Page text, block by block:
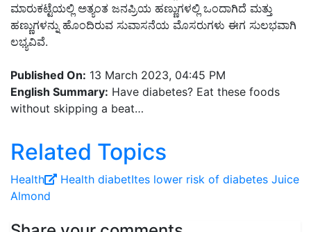
ಮಾರುಕಟ್ಟೆಯಲ್ಲಿ ಅತ್ಯಂತ ಜನಪ್ರಿಯ ಹಣ್ಣುಗಳಲ್ಲಿ ಒಂದಾಗಿದೆ ಮತ್ತು
ಹಣ್ಣುಗಳನ್ನು ಹೊಂದಿರುವ ಸುವಾಸನೆಯ ಮೊಸರುಗಳು ಈಗ ಸುಲಭವಾಗಿ
ಲಭ್ಯವಿವೆ.
Published On: 13 March 2023, 04:45 PM
English Summary: Have diabetes? Eat these foods
without skipping a beat…
Related Topics
Health Health diabetItes lower risk of diabetes Juice
Almond